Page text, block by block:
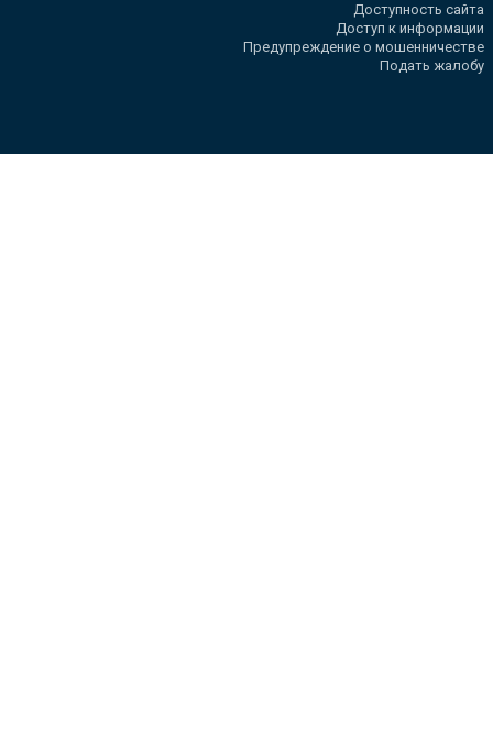
Доступность сайта
Доступ к информации
Предупреждение о мошенничестве
Подать жалобу